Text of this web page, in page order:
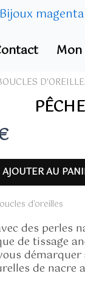
AJOUTER AU
d'oreilles
des perles
de tissage
de nacre